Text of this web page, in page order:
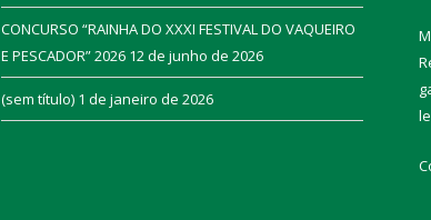
CONCURSO “RAINHA DO XXXI FESTIVAL DO VAQUEIRO
E PESCADOR” 2026 12 de junho de 2026
(sem título) 1 de janeiro de 2026